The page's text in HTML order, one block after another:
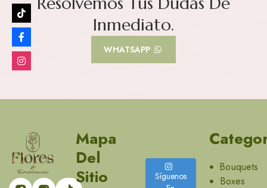
Inmediato.
WHATSAPP
Mapa
Del
Sitio
Síguenos
Bouquets
Boxes